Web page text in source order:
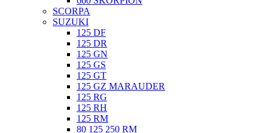
SCORPA
SUZUKI
125 DF
125 DR
125 GN
125 GS
125 GT
125 GZ MARAUDER
125 RG
125 RH
125 RM
80 125 250 RM